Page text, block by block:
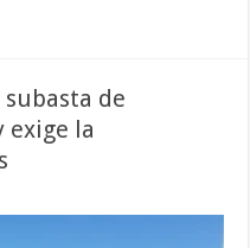
subasta de
exige la